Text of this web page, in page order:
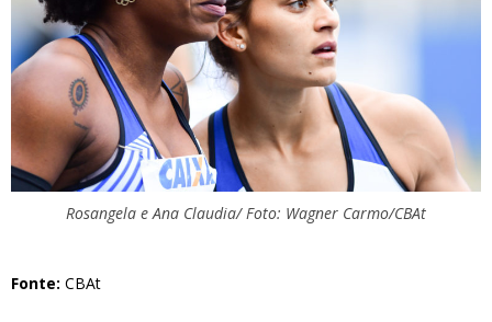
Rosangela e Ana Claudia/ Foto: Wagner Carmo/CBAt
Fonte: CBAt